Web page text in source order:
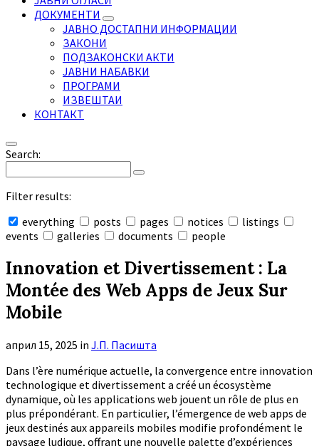
ДОКУМЕНТИ
ЈАВНО ДОСТАПНИ ИНФОРМАЦИИ
ЗАКОНИ
ПОДЗАКОНСКИ АКТИ
ЈАВНИ НАБАВКИ
ПРОГРАМИ
ИЗВЕШТАИ
КОНТАКТ
Search:
Filter results:
everything
posts pages notices
listings
events
galleries documents people
search
Innovation et Divertissement : La
Montée des Web Apps de Jeux Sur
Mobile
април 15, 2025 in Ј.П. Пасишта
Dans l’ère numérique actuelle, la convergence entre innovation
technologique et divertissement a créé un écosystème
dynamique, où les applications web jouent un rôle de plus en
plus prépondérant. En particulier, l’émergence de web apps de
jeux destinés aux appareils mobiles modifie profondément le
paysage ludique, offrant une nouvelle palette d’expériences